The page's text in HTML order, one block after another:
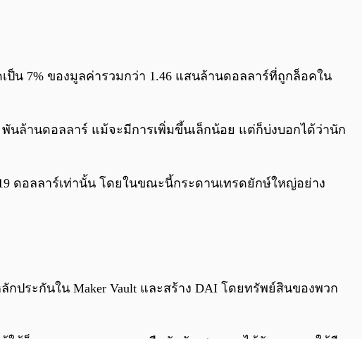
น 7% ของมูลค่ารวมกว่า 1.46 แสนล้านดอลลาร์ที่ถูกล็อคใน
นล้านดอลลาร์ แม้จะมีการเพิ่มขึ้นเล็กน้อย แต่ก็บ่งบอกได้ว่านัก
ดอลลาร์เท่านั้น โดยในขณะนี้กระดานเทรดยักษ์ใหญ่อย่าง
กประกันใน Maker Vault และสร้าง DAI โดยทรัพย์สินของพวก